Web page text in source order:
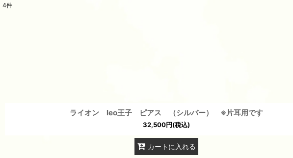
4件
ライオン leo王子 ピアス （シルバー） ※片耳用です
32,500円(税込)
カートに入れる